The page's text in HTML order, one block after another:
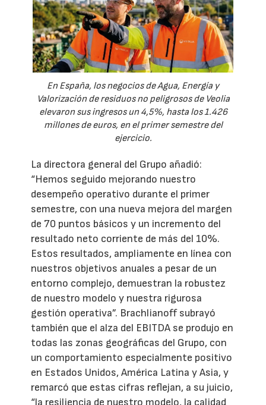
En España, los negocios de Agua, Energía y
Valorización de residuos no peligrosos de Veolia
elevaron sus ingresos un 4,5%, hasta los 1.426
millones de euros, en el primer semestre del
ejercicio.
La directora general del Grupo añadió:
“Hemos seguido mejorando nuestro
desempeño operativo durante el primer
semestre, con una nueva mejora del margen
de 70 puntos básicos y un incremento del
resultado neto corriente de más del 10%.
Estos resultados, ampliamente en línea con
nuestros objetivos anuales a pesar de un
entorno complejo, demuestran la robustez
de nuestro modelo y nuestra rigurosa
gestión operativa”. Brachlianoff subrayó
también que el alza del EBITDA se produjo en
todas las zonas geográficas del Grupo, con
un comportamiento especialmente positivo
en Estados Unidos, América Latina y Asia, y
remarcó que estas cifras reflejan, a su juicio,
“la resiliencia de nuestro modelo, la calidad